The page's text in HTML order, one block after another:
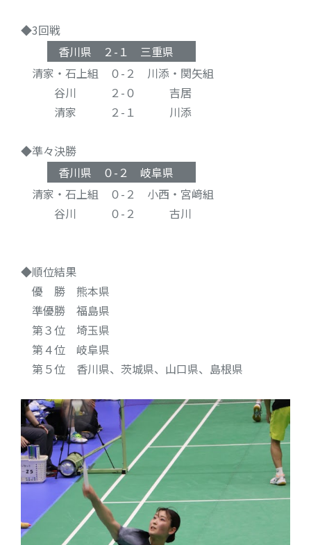
◆3回戦
香川県 ２-１ 三重県
清家・石上組 ０-２ 川添・関矢組
谷川 ２-０ 吉居
清家 ２-１ 川添
◆準々決勝
香川県 ０-２ 岐阜県
清家・石上組 ０-２ 小西・宮﨑組
谷川 ０-２ 古川
◆順位結果
優 勝 熊本県
準優勝 福島県
第３位 埼玉県
第４位 岐阜県
第５位 香川県、茨城県、山口県、島根県